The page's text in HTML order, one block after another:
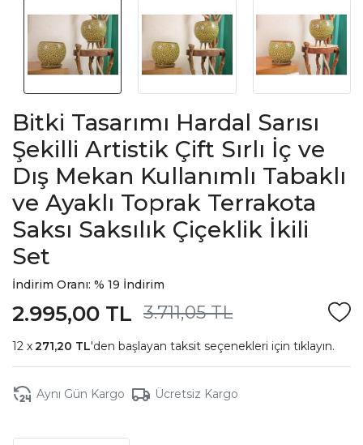
Bitki Tasarımı Hardal Sarısı
Şekilli Artistik Çift Sırlı İç ve
Dış Mekan Kullanımlı Tabaklı
ve Ayaklı Toprak Terrakota
Saksı Saksılık Çiçeklik İkili
Set
İndirim Oranı: % 19 İndirim
3.711,05 TL
2.995,00 TL
271,20 TL'den başlayan taksit seçenekleri için tıklayın.
Aynı Gün Kargo Ücretsiz Kargo